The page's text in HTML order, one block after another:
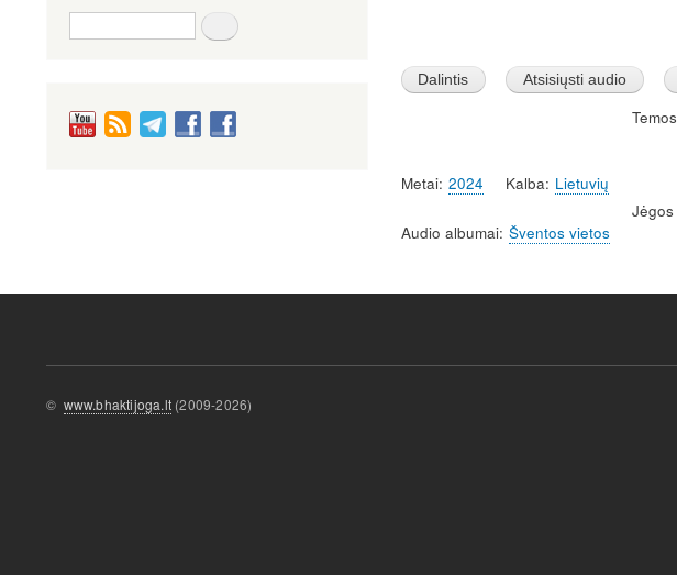
Metai 2024 Kalba Lietuvių
Temos
Audio albumai Šventos vietos
Paieška
© www.bhaktijoga.lt (2009-2026)